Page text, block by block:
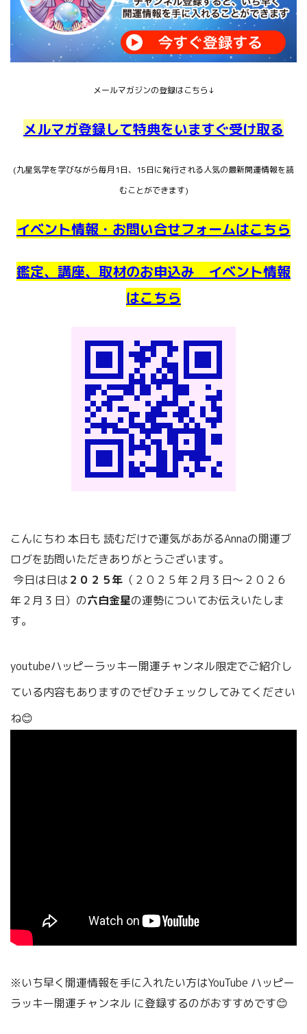
メールマガジンの登録はこちら↓
メルマガ登録して特典をいますぐ受け取る
(九星気学を学びながら毎月1日、15日に発行される人気の最新開運情報を読
むことができます)
イベント情報・お問い合せフォームはこちら
鑑定、講座、取材のお申込み イベント情報
はこちら
こんにちわ 本日も 読むだけで運気があがるAnnaの開運ブ
ログを訪問いただきありがとうございます。
今日は日は２０２５年 （２０２５年２月３日～２０２６
年２月３日）の六白金星の運勢についてお伝えいたしま
す。
youtubeハッピーラッキー開運チャンネル限定でご紹介し
ている内容もありますのでぜひチェックしてみてください
ね😊
※いち早く開運情報を手に入れたい方はYouTube ハッピー
ラッキー開運チャンネル に登録するのがおすすめです😊